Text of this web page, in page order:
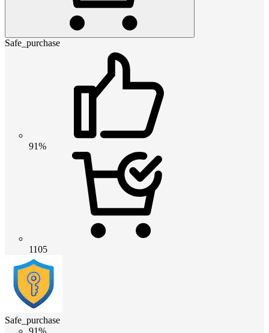
Safe_purchase
91%
1105
Safe_purchase
91%